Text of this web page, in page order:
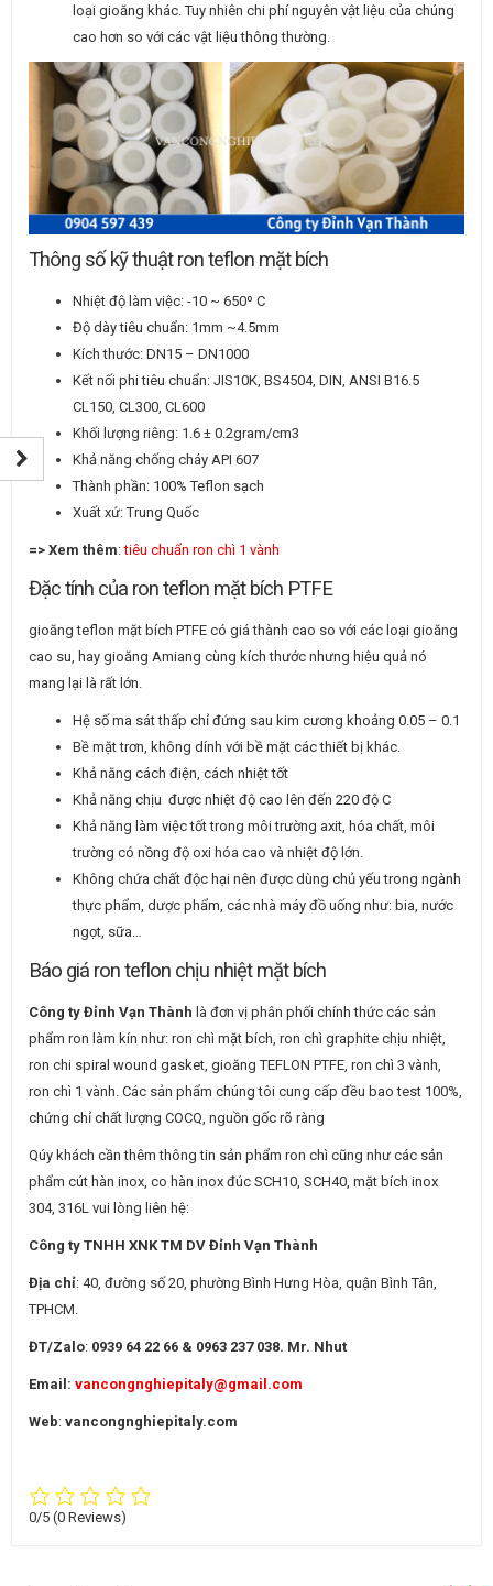
loại gioăng khác. Tuy nhiên chi phí nguyên vật liệu của chúng
cao hơn so với các vật liệu thông thường.
Thông số kỹ thuật ron teflon mặt bích
Nhiệt độ làm việc: -10 ~ 650º C
Độ dày tiêu chuẩn: 1mm ~4.5mm
Kích thước: DN15 – DN1000
Kết nối phi tiêu chuẩn: JIS10K, BS4504, DIN, ANSI B16.5
CL150, CL300, CL600
Khối lượng riêng: 1.6 ± 0.2gram/cm3
Khả năng chống cháy API 607
Thành phần: 100% Teflon sạch
Xuất xứ: Trung Quốc
=> Xem thêm:tiêu chuẩn ron chì 1 vành
Đặc tính của ron teflon mặt bích PTFE
gioăng teflon mặt bích PTFE có giá thành cao so với các loại gioăng
cao su, hay gioăng Amiang cùng kích thước nhưng hiệu quả nó
mang lại là rất lớn.
Hệ số ma sát thấp chỉ đứng sau kim cương khoảng 0.05 – 0.1
Bề mặt trơn, không dính với bề mặt các thiết bị khác.
Khả năng cách điện, cách nhiệt tốt
Khả năng chịu được nhiệt độ cao lên đến 220 độ C
Khả năng làm việc tốt trong môi trường axit, hóa chất, môi
trường có nồng độ oxi hóa cao và nhiệt độ lớn.
Không chứa chất độc hại nên được dùng chủ yếu trong ngành
thực phẩm, dược phẩm, các nhà máy đồ uống như: bia, nước
ngọt, sữa…
Báo giá ron teflon chịu nhiệt mặt bích
Công ty Đỉnh Vạn Thành là đơn vị phân phối chính thức các sản
phẩm ron làm kín như: ron chì mặt bích, ron chì graphite chịu nhiệt,
ron chi spiral wound gasket, gioăng TEFLON PTFE, ron chì 3 vành,
ron chì 1 vành. Các sản phẩm chúng tôi cung cấp đều bao test 100%,
chứng chỉ chất lượng COCQ, nguồn gốc rõ ràng
Qúy khách cần thêm thông tin sản phẩm ron chì cũng như các sản
phẩm cút hàn inox, co hàn inox đúc SCH10, SCH40, mặt bích inox
304, 316L vui lòng liên hệ:
Công ty TNHH XNK TM DV Đỉnh Vạn Thành
Địa chỉ: 40, đường số 20, phường Bình Hưng Hòa, quận Bình Tân,
TPHCM.
ĐT/Zalo: 0939 64 22 66 & 0963 237 038. Mr. Nhut
Email: vancongnghiepitaly@gmail.com
Web: vancongnghiepitaly.com
0/5 (0 Reviews)